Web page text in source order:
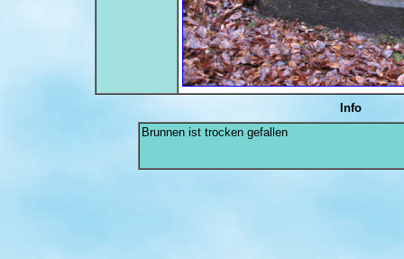
Info
Brunnen ist trocken gefallen